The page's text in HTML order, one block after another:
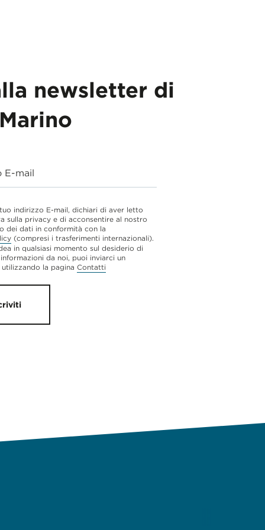
newsletter di
E-mail
indirizzo E-mail, dichiari di aver letto
sulla privacy e di acconsentire al nostro
dei dati in conformità con la
(compresi i trasferimenti internazionali).
in qualsiasi momento sul desiderio di
da noi, puoi inviarci un
la pagina Contatti